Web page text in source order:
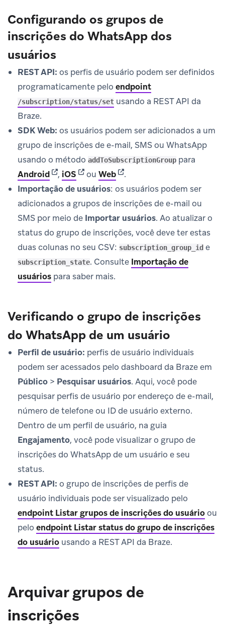
Configurando os grupos de
inscrições do WhatsApp dos
usuários
REST API: os perfis de usuário podem ser definidos
programaticamente pelo endpoint
/subscription/status/set usando a REST API da
Braze.
SDK Web: os usuários podem ser adicionados a um
grupo de inscrições de e-mail, SMS ou WhatsApp
usando o método addToSubscriptionGroup para
Android(opens in new tab)
, iOS (opens in new tab)
ou Web(opens in new tab)
.
Importação de usuários: os usuários podem ser
adicionados a grupos de inscrições de e-mail ou
SMS por meio de Importar usuários. Ao atualizar o
status do grupo de inscrições, você deve ter estas
duas colunas no seu CSV: subscription_group_id e
subscription_state. Consulte Importação de
usuários para saber mais.
Verificando o grupo de inscrições
do WhatsApp de um usuário
Perfil de usuário: perfis de usuário individuais
podem ser acessados pelo dashboard da Braze em
Público > Pesquisar usuários. Aqui, você pode
pesquisar perfis de usuário por endereço de e-mail,
número de telefone ou ID de usuário externo.
Dentro de um perfil de usuário, na guia
Engajamento, você pode visualizar o grupo de
inscrições do WhatsApp de um usuário e seu
status.
REST API: o grupo de inscrições de perfis de
usuário individuais pode ser visualizado pelo
endpoint Listar grupos de inscrições do usuárioou
pelo endpoint Listar status do grupo de inscrições
do usuário usando a REST API da Braze.
Arquivar grupos de
inscrições